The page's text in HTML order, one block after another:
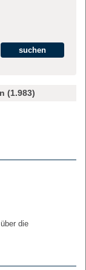
(1.983)
die